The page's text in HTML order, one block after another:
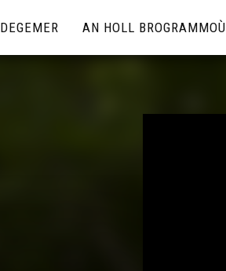
DEGEMER AN HOLL BROGRAMMOÙ